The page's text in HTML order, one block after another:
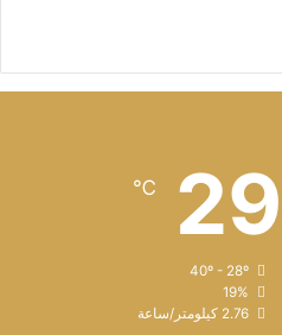
29
℃
19%
2.76 كيلومتر/ساعة